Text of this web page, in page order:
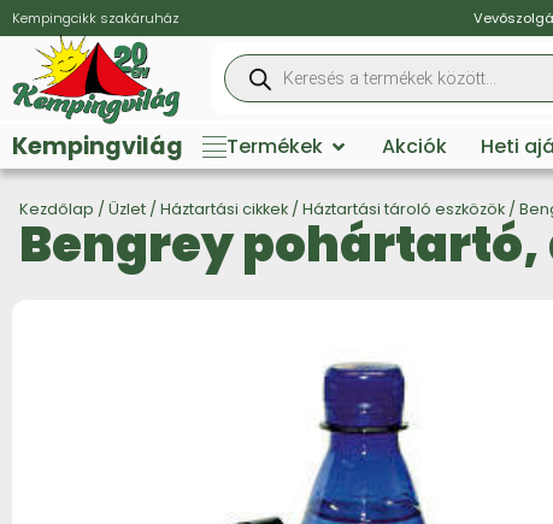
Kempingcikk szakáruház
Kempingvilág Termékek Akciók Heti
Kezdőlap / Üzlet / Háztartási cikkek / Háztartási tároló eszközök /
Bengrey